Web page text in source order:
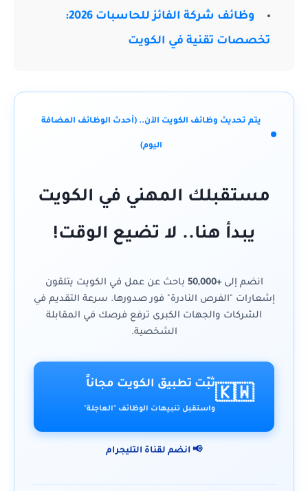
وظائف شركة الفائز للحاسبات 2026:
تخصصات تقنية في الكويت
يتم تحديث وظائف الكويت الآن.. (أحدث الوظائف المضافة
اليوم)
مستقبلك المهني في الكويت
يبدأ هنا.. لا تضيع الوقت!
انضم إلى+50,000
باحث عن عمل في الكويت يتلقون
إشعارات "الفرص النادرة" فور صدورها. سرعة التقديم في
الشركات والجهات الكبرى ترفع فرصك في المقابلة
الشخصية.
🇰🇼
ثبّت تطبيق الكويت مجاناً
واستقبل تنبيهات الوظائف "العاجلة"
📢 انضم لقناة التليجرام